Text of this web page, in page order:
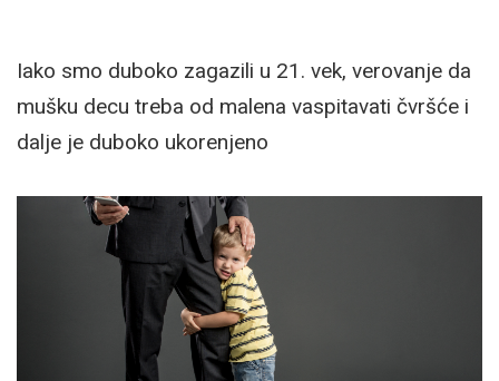
Iako smo duboko zagazili u 21. vek, verovanje da
mušku decu treba od malena vaspitavati čvršće i
dalje je duboko ukorenjeno